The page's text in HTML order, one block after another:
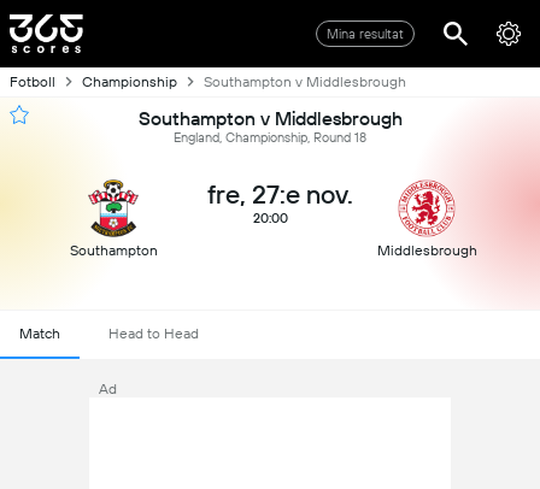
Mina resultat
Fotboll Championship Southampton v Middlesbrough
Southampton v Middlesbrough
England, Championship, Round 18
Southampton
fre, 27:e nov.
20:00
Middlesbrough
Match Head to Head
Ad